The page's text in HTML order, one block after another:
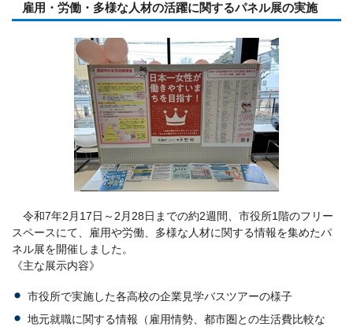
雇用・労働・多様な人材の活躍に関するパネル展の実施
令和7年2月17日～2月28日までの約2週間、市役所1階のフリー
スペースにて、雇用や労働、多様な人材に関する情報を集めたパ
ネル展を開催しました。
《主な展示内容》
市役所で実施した各高校の企業見学バスツアーの様子
地元就職に関する情報（雇用情勢、都市圏との生活費比較な